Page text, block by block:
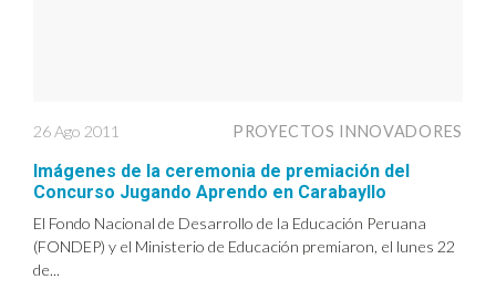
26 Ago 2011 PROYECTOS INNOVADORES
Imágenes de la ceremonia de premiación del
Concurso Jugando Aprendo en Carabayllo
El Fondo Nacional de Desarrollo de la Educación Peruana
(FONDEP) y el Ministerio de Educación premiaron, el lunes 22
de...